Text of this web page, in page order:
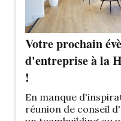
Votre prochain
d'entreprise à la
!
En manque
réunion de conseil